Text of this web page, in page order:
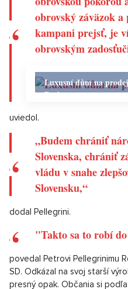
aký kedy dosiahol hociktorý
volieb od roku 1999, keď
súboji obdržal vyše 1,7 milióna
Ivanovi Gašparovičovi stačilo
voľbách dosiahol pri
by mu v predošlých štyroch
víťazstvo.
Pellegrini vo svojom prvom
uviedol, že sa v ňom miešajú
„Slováci sa
prezidenta. Dnes
obrovskou pokorou
obrovský záväzok a
obrovským
Luxusní dům na
Prahy